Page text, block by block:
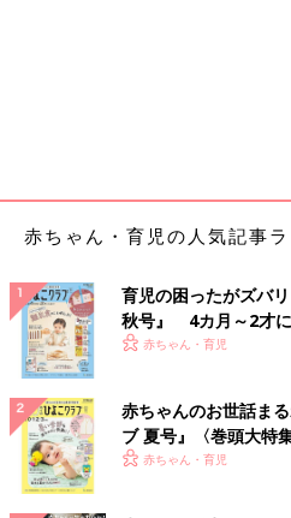
赤ちゃん・育児の人気記事
育児の困ったがズバ
秋号』 4カ月～2才に
いっぱい！
赤ちゃん・育児
赤ちゃんのお世話ま
ブ 夏号』〈巻頭大特
く！ おっぱい・ミル
赤ちゃん・育児